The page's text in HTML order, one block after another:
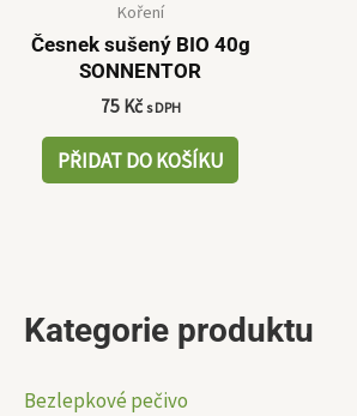
Kategorie produktu
Bezlepkové pečivo
Koření
Česnek sušený BIO 40g
SONNENTOR
75 Kč s DPH
PŘIDAT DO KOŠÍKU